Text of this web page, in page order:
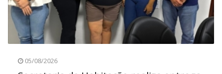
05/08/2026